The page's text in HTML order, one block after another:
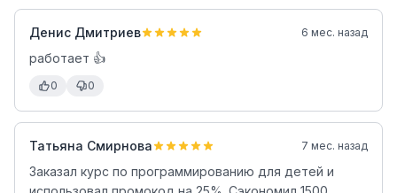
Денис Дмитриев 6 мес. назад
работает 👍
0 0
Татьяна Смирнова 7 мес. назад
Заказал курс по программированию для детей и